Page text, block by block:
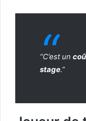
“C’est un
stage.”